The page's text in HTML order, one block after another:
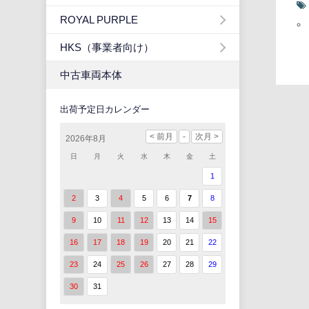
ROYAL PURPLE
HKS（事業者向け）
中古車両本体
出荷予定日カレンダー
2026年8月
日 月 火 水 木 金 土
1
2 3 4 5 6 7 8
9 10 11 12 13 14 15
16 17 18 19 20 21 22
23 24 25 26 27 28 29
30 31